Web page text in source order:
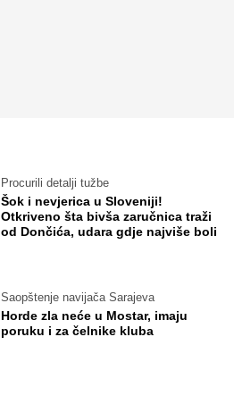
Procurili detalji tužbe
Šok i nevjerica u Sloveniji!
Otkriveno šta bivša zaručnica traži
od Dončića, udara gdje najviše boli
Saopštenje navijača Sarajeva
Horde zla neće u Mostar, imaju
poruku i za čelnike kluba